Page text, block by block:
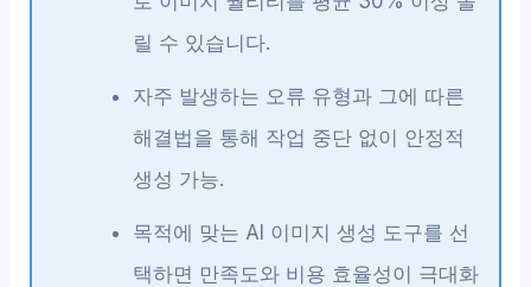
릴 수 있습니다.
자주 발생하는 오류 유형과 그에 따른
해결법을 통해 작업 중단 없이 안정적
생성 가능.
목적에 맞는 AI 이미지 생성 도구를 선
택하면 만족도와 비용 효율성이 극대화